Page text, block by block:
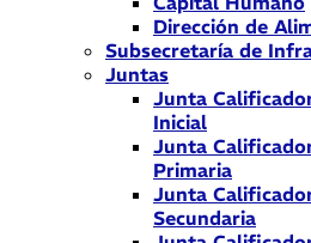
Dirección de
Subsecretaría de
Juntas
Junta
Inicial
Junta
Primaria
Junta
Secundaria